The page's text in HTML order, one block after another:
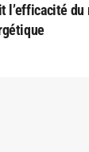
l’efficacité